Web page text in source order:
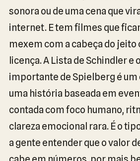
sonora ou de uma cena que
internet. E tem filmes que
mexem com a cabeça do
licença. A Lista de Schindler e
importante de Spielberg é um
uma história baseada em
contada com foco humano,
clareza emocional rara. É o
a gente entender que o valor